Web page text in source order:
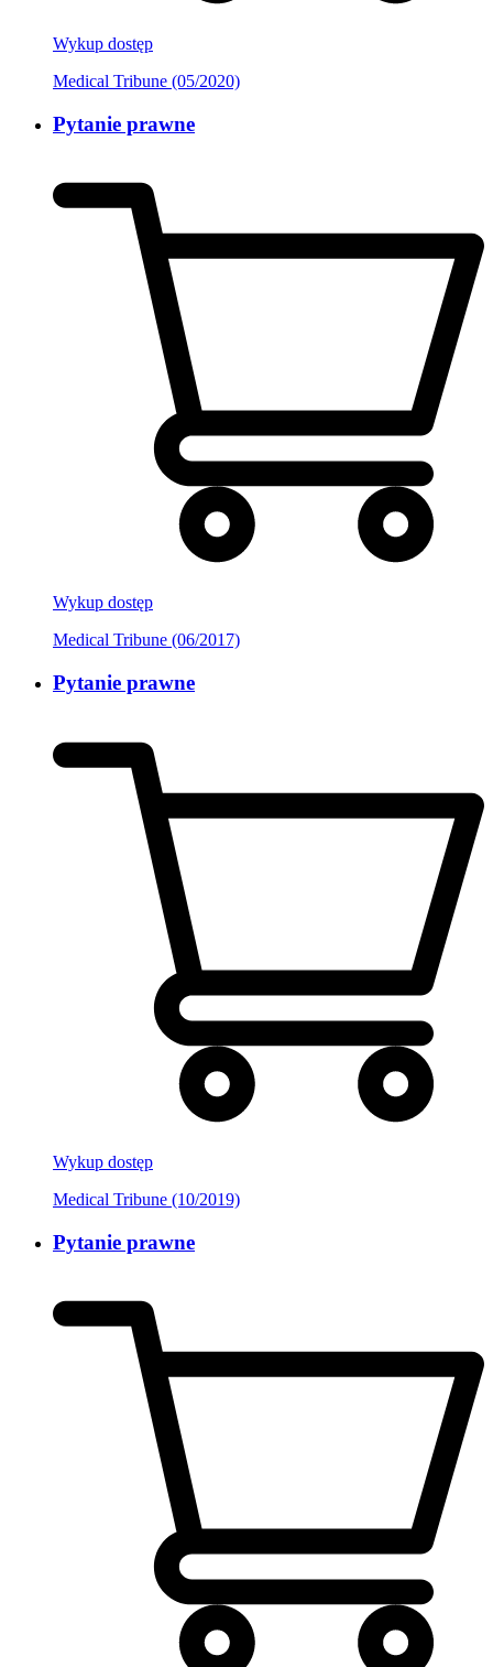
Wykup dostęp
Medical Tribune (05/2020)
Pytanie prawne
Wykup dostęp
Medical Tribune (06/2017)
Pytanie prawne
Wykup dostęp
Medical Tribune (10/2019)
Pytanie prawne